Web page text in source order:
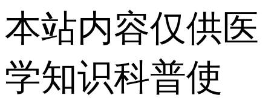
本站内容仅供医
学知识科普使